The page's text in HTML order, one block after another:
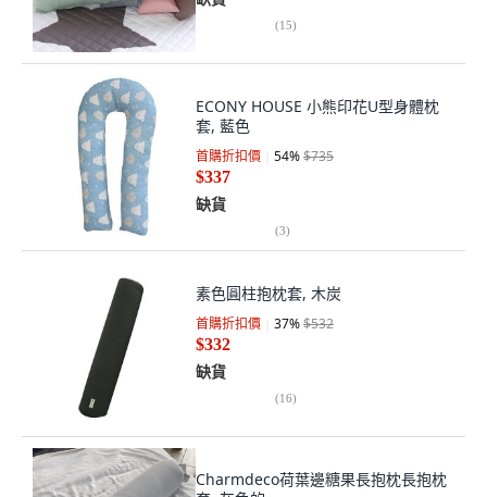
(15)
ECONY HOUSE 小熊印花U型身體枕
套, 藍色
首購折扣價 54%$735
$337
缺貨
(3)
素色圓柱抱枕套, 木炭
首購折扣價 37%$532
$332
缺貨
(16)
Charmdeco荷葉邊糖果長抱枕長抱枕